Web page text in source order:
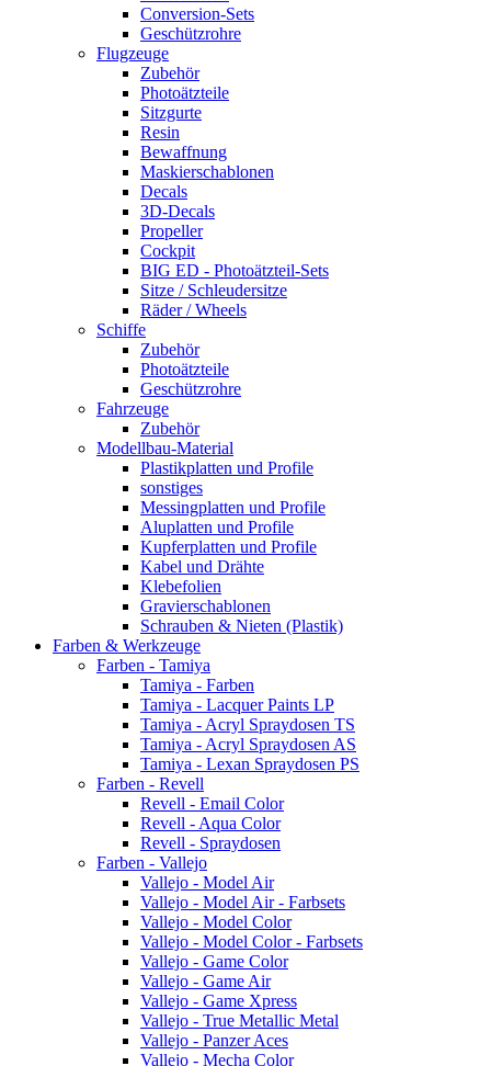
Conversion-Sets
Geschützrohre
Flugzeuge
Zubehör
Photoätzteile
Sitzgurte
Resin
Bewaffnung
Maskierschablonen
Decals
3D-Decals
Propeller
Cockpit
BIG ED - Photoätzteil-Sets
Sitze / Schleudersitze
Räder / Wheels
Schiffe
Zubehör
Photoätzteile
Geschützrohre
Fahrzeuge
Zubehör
Modellbau-Material
Plastikplatten und Profile
sonstiges
Messingplatten und Profile
Aluplatten und Profile
Kupferplatten und Profile
Kabel und Drähte
Klebefolien
Gravierschablonen
Schrauben & Nieten (Plastik)
Farben & Werkzeuge
Farben - Tamiya
Tamiya - Farben
Tamiya - Lacquer Paints LP
Tamiya - Acryl Spraydosen TS
Tamiya - Acryl Spraydosen AS
Tamiya - Lexan Spraydosen PS
Farben - Revell
Revell - Email Color
Revell - Aqua Color
Revell - Spraydosen
Farben - Vallejo
Vallejo - Model Air
Vallejo - Model Air - Farbsets
Vallejo - Model Color
Vallejo - Model Color - Farbsets
Vallejo - Game Color
Vallejo - Game Air
Vallejo - Game Xpress
Vallejo - True Metallic Metal
Vallejo - Panzer Aces
Vallejo - Mecha Color